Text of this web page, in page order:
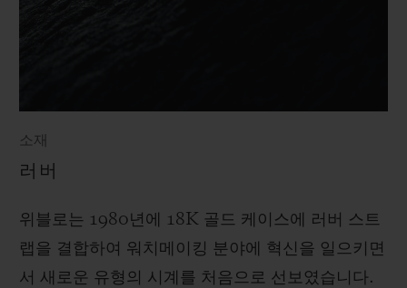
소재
러버
위블로는 1980년에 18K 골드 케이스에 러버 스트
랩을 결합하여 워치메이킹 분야에 혁신을 일으키면
서 새로운 유형의 시계를 처음으로 선보였습니다.